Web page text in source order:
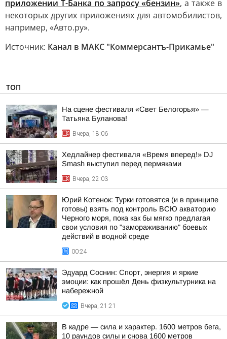
приложении Т-Банка по запросу «бензин», а также в
некоторых других приложениях для автомобилистов,
например, «Авто.ру».
Источник: Канал в МАКС "Коммерсантъ-Прикамье"
ТОП
На сцене фестиваля «Свет Белогорья» —
Татьяна Буланова!
Вчера, 18:06
Хедлайнер фестиваля «Время вперед!» DJ
Smash выступил перед пермяками
Вчера, 22:03
Юрий Котенок: Турки готовятся (и в принципе
готовы) взять под контроль ВСЮ акваторию
Черного моря, пока как бы мягко предлагая
свои условия по "замораживанию" боевых
действий в водной среде
00:24
Эдуард Соснин: Спорт, энергия и яркие
эмоции: как прошёл День физкультурника на
набережной
Вчера, 21:21
В кадре — сила и характер. 1600 метров бега,
10 раундов силы и снова 1600 метров